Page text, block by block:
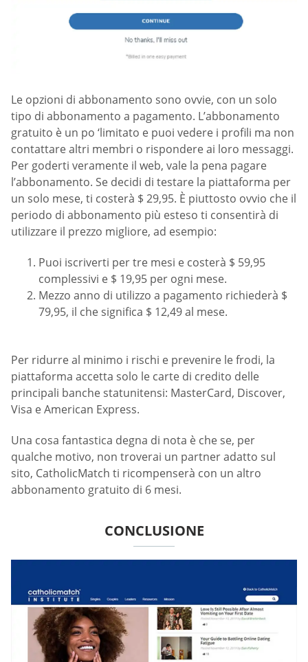
Le opzioni di abbonamento sono ovvie, con un solo
tipo di abbonamento a pagamento. L’abbonamento
gratuito è un po ‘limitato e puoi vedere i profili ma non
contattare altri membri o rispondere ai loro messaggi.
Per goderti veramente il web, vale la pena pagare
l’abbonamento. Se decidi di testare la piattaforma per
un solo mese, ti costerà $ 29,95. È piuttosto ovvio che il
periodo di abbonamento più esteso ti consentirà di
utilizzare il prezzo migliore, ad esempio:
Puoi iscriverti per tre mesi e costerà $ 59,95
complessivi e $ 19,95 per ogni mese.
Mezzo anno di utilizzo a pagamento richiederà $
79,95, il che significa $ 12,49 al mese.
Per ridurre al minimo i rischi e prevenire le frodi, la
piattaforma accetta solo le carte di credito delle
principali banche statunitensi: MasterCard, Discover,
Visa e American Express.
Una cosa fantastica degna di nota è che se, per
qualche motivo, non troverai un partner adatto sul
sito, CatholicMatch ti ricompenserà con un altro
abbonamento gratuito di 6 mesi.
CONCLUSIONE